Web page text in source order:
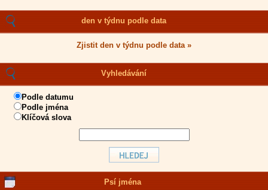
den v týdnu podle data
Zjistit den v týdnu podle data »
Vyhledávání
Podle datumu
Podle jména
Klíčová slova
Psí jména